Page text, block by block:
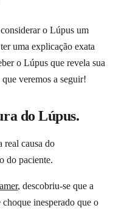
o Lúpus um
uma explicação exata
o Lúpus que revela sua
veremos a seguir!
do Lúpus.
real causa do
do paciente.
, descobriu-se que a
choque inesperado que o